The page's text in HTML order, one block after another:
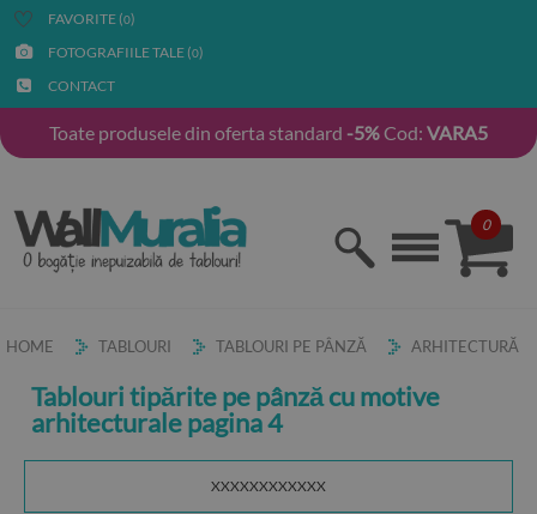
FAVORITE (0)
FOTOGRAFIILE TALE (0)
CONTACT
Toate produsele din oferta standard -5%Cod: VARA5
0
HOME TABLOURI TABLOURI PE PÂNZĂ ARHITECTURĂ
Tablouri tipărite pe pânză cu motive
arhitecturale pagina 4
XXXXXXXXXXXX